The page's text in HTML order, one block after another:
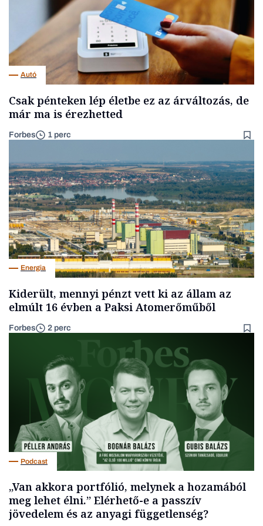
Autó
Csak pénteken lép életbe ez az árváltozás, de
már ma is érezhetted
Forbes 1 perc
Energia
Kiderült, mennyi pénzt vett ki az állam az
elmúlt 16 évben a Paksi Atomerőműből
Forbes 2 perc
Podcast
„Van akkora portfólió, melynek a hozamából
meg lehet élni.” Elérhető-e a passzív
jövedelem és az anyagi függetlenség?